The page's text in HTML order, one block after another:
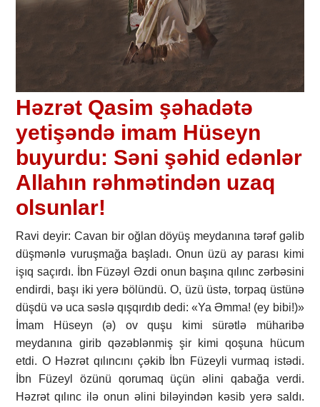
Həzrət Qasim şəhadətə
yetişəndə imam Hüseyn
buyurdu: Səni şəhid edənlər
Allahın rəhmətindən uzaq
olsunlar!
Ravi deyir: Cavan bir oğlan döyüş meydanına tərəf gəlib
düşmənlə vuruşmağa başladı. Onun üzü ay parası kimi
işıq saçırdı. İbn Füzəyl Əzdi onun başına qılınc zərbəsini
endirdi, başı iki yerə bölündü. O, üzü üstə, torpaq üstünə
düşdü və uca səslə qışqırdıb dedi: «Ya Əmma! (ey bibi!)»
İmam Hüseyn (ə) ov quşu kimi sürətlə müharibə
meydanına girib qəzəblənmiş şir kimi qoşuna hücum
etdi. O Həzrət qılıncını çəkib İbn Füzeyli vurmaq istədi.
İbn Füzeyl özünü qorumaq üçün əlini qabağa verdi.
Həzrət qılınc ilə onun əlini biləyindən kəsib yerə saldı.